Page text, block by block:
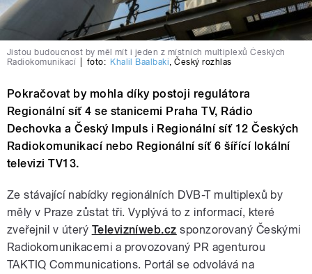
Jistou budoucnost by měl mít i jeden z místních multiplexů Českých
Radiokomunikací
foto: Khalil Baalbaki,Český rozhlas
Pokračovat by mohla díky postoji regulátora
Regionální síť 4 se stanicemi Praha TV, Rádio
Dechovka a Český Impuls i Regionální síť 12 Českých
Radiokomunikací nebo Regionální síť 6 šířící lokální
televizi TV13.
Ze stávající nabídky regionálních DVB-T multiplexů by
měly v Praze zůstat tři. Vyplývá to z informací, které
zveřejnil v úterý Televizníweb.cz sponzorovaný Českými
Radiokomunikacemi a provozovaný PR agenturou
TAKTIQ Communications. Portál se odvolává na